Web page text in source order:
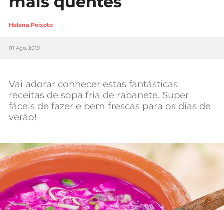
Lifestyle
Sociedade
Negócios
Mundial 2026
Helena Peixoto
01 Ago, 2019
Vai adorar conhecer estas fantásticas
receitas de sopa fria de rabanete. Super
fáceis de fazer e bem frescas para os dias de
verão!